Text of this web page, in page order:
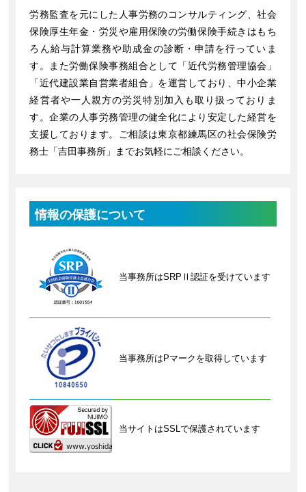
労務監査を元にした人事労務のコンサルティング、社会
保険厚生年金・労災や雇用保険の労働保険手続きはもち
ろん給与計算業務や助成金の診断・申請を行っていま
す。また労働保険事務組合として「近代労務管理協会」
「近代建設業自営業者組合」を運営しており、中小企業
経営者や一人親方の労災特別加入も取り扱っておりま
す。企業の人事労務管理の健全化により安定した経営を
支援しております。ご相談は東京都練馬区の社会保険労
務士「吉田事務所」までお気軽にご相談ください。
情報の保護について
当事務所はSRPⅡ認証を受けています
当事務所はPマークを取得しています
当サイトはSSLで保護されています